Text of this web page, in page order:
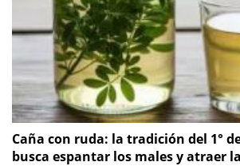
Caña con ruda: la tradición del 1°
busca espantar los males y atraer